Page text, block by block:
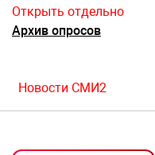
Открыть отдельно
Архив опросов
Новости СМИ2